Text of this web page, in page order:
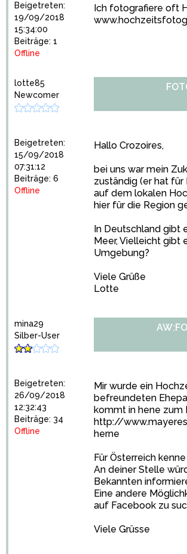
Beigetreten:
19/09/2018
15:34:00
Beiträge: 1
Offline
Ich fotografiere oft
lotte85
Newcomer
Beigetreten:
15/09/2018
07:31:12
Beiträge: 6
Offline
Hallo Crozoires,
bei uns war mein
zuständig (er hat für
auf dem lokalen
hier für die Region
In Deutschland gibt
Meer, Vielleicht gibt
Umgebung?
Viele Grüße
Lotte
mina29
Silber-User
Beigetreten:
26/09/2018
12:32:43
Beiträge: 34
Offline
Mir wurde ein
befreundeten
kommt in hene zum
http://
herne
Für Österreich
An deiner Stelle
Bekannten
Eine andere
auf Facebook zu
Viele Grüsse